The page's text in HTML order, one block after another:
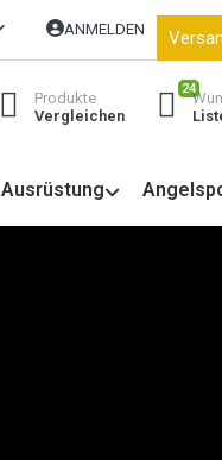
ANMELDEN
Produkte
Vergleichen
24
Ausrüstung